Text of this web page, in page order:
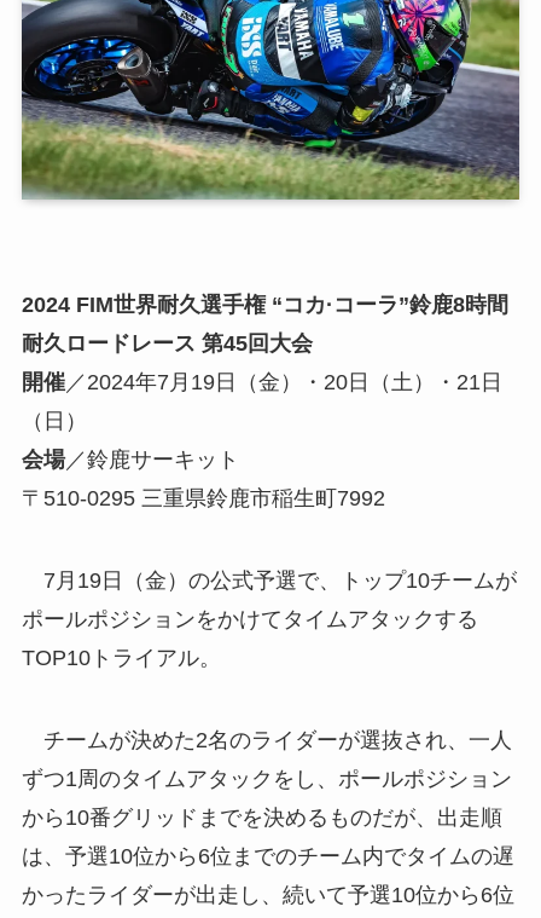
2024 FIM世界耐久選手権 “コカ·コーラ”鈴鹿8時間
耐久ロードレース 第45回大会
開催／2024年7月19日（金）・20日（土）・21日
（日）
会場／鈴鹿サーキット
〒510-0295 三重県鈴鹿市稲生町7992
7月19日（金）の公式予選で、トップ10チームが
ポールポジションをかけてタイムアタックする
TOP10トライアル。
チームが決めた2名のライダーが選抜され、一人
ずつ1周のタイムアタックをし、ポールポジション
から10番グリッドまでを決めるものだが、出走順
は、予選10位から6位までのチーム内でタイムの遅
かったライダーが出走し、続いて予選10位から6位